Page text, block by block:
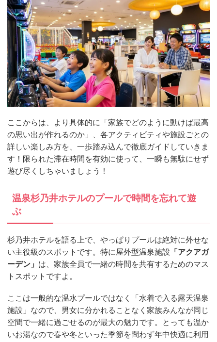
ここからは、より具体的に「家族でどのように動けば最高
の思い出が作れるのか」、各アクティビティや施設ごとの
詳しい楽しみ方を、一歩踏み込んで徹底ガイドしていきま
す！限られた滞在時間を有効に使って、一瞬も無駄にせず
遊び尽くしちゃいましょう！
温泉杉乃井ホテルのプールで時間を忘れて遊
ぶ
杉乃井ホテルを語る上で、やっぱりプールは絶対に外せな
い主役級のスポットです。特に屋外型温泉施設 「アクアガ
ーデン」 は、家族全員で一緒の時間を共有するためのマス
トスポットですよ。
ここは一般的な温水プールではなく「水着で入る露天温泉
施設」なので、男女に分かれることなく家族みんなが同じ
空間で一緒に過ごせるのが最大の魅力です。とっても温か
いお湯なので春や冬といった季節を問わず年中快適に利用